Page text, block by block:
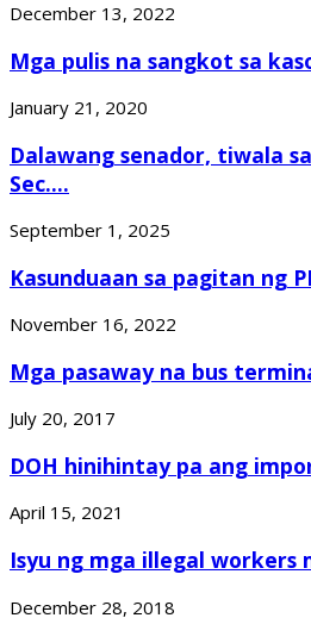
December 13, 2022
Mga pulis na sangkot sa
January 21, 2020
Dalawang senador, tiwala
Sec....
September 1, 2025
Kasunduaan sa pagitan ng
November 16, 2022
Mga pasaway na bus
July 20, 2017
DOH hinihintay pa ang
April 15, 2021
Isyu ng mga illegal workers
December 28, 2018